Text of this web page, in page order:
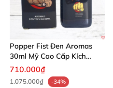
Popper Fist Đen Aromas
30ml Mỹ Cao Cấp Kích
Thích Hưng Phấn Mạnh
710.000₫
1.075.000₫
-34%